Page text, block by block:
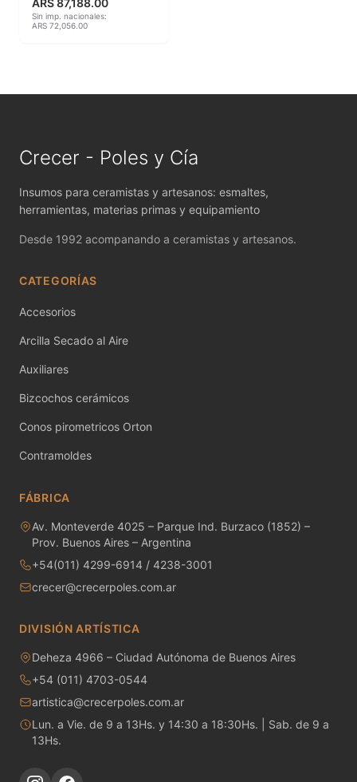
MAYCO ENGOBE
MAYCO FUNDAMENTALS UNDERGLAZES
MAYCO MAGIC METALLICS
MAYCO POTTERY CASCADES
MAYCO RAKU GLAZES
MAYCO SNOW GEMS
MAYCO SPECIALTY GLAZES
MAYCO STROKE & COAT
Metales preciosos y luestres
Minerales
ARS 87,188.00
Sin imp. nacionales:
ARS 72,056.00
Crecer - Poles y Cía
Insumos para ceramistas y artesanos: esmaltes,
herramientas, materias primas y equipamiento
Desde 1992 acompanando a ceramistas y artesanos.
CATEGORÍAS
Accesorios
Arcilla Secado al Aire
Auxiliares
Bizcochos cerámicos
Conos pirometricos Orton
Contramoldes
FÁBRICA
Av. Monteverde 4025 – Parque Ind. Burzaco (1852) –
Prov. Buenos Aires – Argentina
+54(011) 4299-6914 / 4238-3001
crecer@crecerpoles.com.ar
DIVISIÓN ARTÍSTICA
Deheza 4966 – Ciudad Autónoma de Buenos Aires
+54 (011) 4703-0544
artistica@crecerpoles.com.ar
Lun. a Vie. de 9 a 13Hs. y 14:30 a 18:30Hs. | Sab. de 9 a
13Hs.